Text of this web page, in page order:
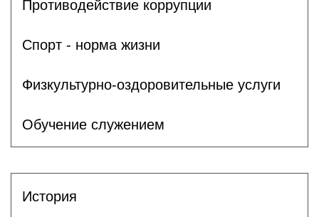
Противодействие коррупции
Спорт - норма жизни
Физкультурно-оздоровительные услуги
Обучение служением
История